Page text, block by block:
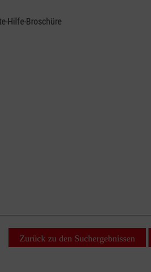
Hilfe-Broschüre
Zurück zu den Suchergebnissen